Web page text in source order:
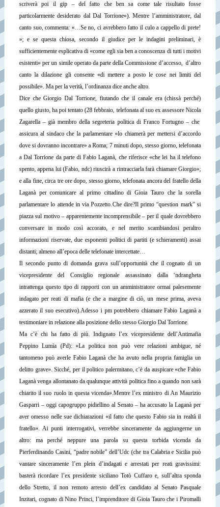
scriverà poi il gip – del fatto che ben sa come tale risultato fosse
particolarmente desiderato dal Dal Torrione»). Mentre l’amministratore, dal
canto suo, commenta: «…Se no, ci avrebbero fatto il culo a cappello di prete!
»; e se questa chiosa, secondo il giudice per le indagini preliminari, è
sufficientemente esplicativa di «come egli sia ben a conoscenza di tutti i motivi
esistenti» per un simile operato da parte della Commissione d’accesso, d’altro
canto la dilazione gli consente «di mettere a posto le cose nei limiti del
possibile». Ma per la verità, l’ordinanza dice anche altro.
Dice che Giorgio Dal Torrione, fiutando che il canale era (chissà perché)
quello giusto, ha poi tentato (28 febbraio, telefonata al suo ex assessore Nicola
Zagarella – già membro della segreteria politica di Franco Fortugno – che
assicura al sindaco che la parlamentare «lo chiamerà per mettersi d’accordo
dove si dovranno incontrare» a Roma; 7 minuti dopo, stesso giorno, telefonata
a Dal Torrione da parte di Fabio Laganà, che riferisce «che lei ha il telefono
spento, appena lui (Fabio, ndc) riuscirà a rintracciarla farà chiamare Giorgio»;
e alla fine, circa tre ore dopo, stesso giorno, telefonata ancora del fratello della
Laganà per comunicare al primo cittadino di Gioia Tauro che la sorella
parlamentare lo attende in via Pozzetto.Che dire?Il primo “question mark” si
piazza sul motivo – apparentemente incomprensibile – per il quale dovrebbero
conversare in modo così accorato, e nel merito scambiandosi peraltro
informazioni riservate, due esponenti politici di partiti (e schieramenti) assai
distanti; almeno all’epoca delle telefonate intercettate…
Il secondo punto di domanda grava sull’opportunità che il cognato di un
vicepresidente del Consiglio regionale assassinato dalla ‘ndrangheta
intrattenga questo tipo di rapporti con un amministratore ormai palesemente
indagato per reati di mafia (e che a margine di ciò, un mese prima, aveva
azzerato il suo esecutivo).Adesso i pm potrebbero chiamare Fabio Laganà a
testimoniare in relazione alla posizione dello stesso Giorgio Dal Torrione.
Ma c’è chi ha fatto di più. Indignato l’ex vicepresidente dell’Antimafia
Peppino Lumìa (Pd): «La politica non può vere relazioni ambigue, né
tantomeno può averle Fabio Laganà che ha avuto nella propria famiglia un
delitto grave». Sicché, per il politico palermitano, c’è da auspicare «che Fabio
Laganà venga allontanato da qualunque attività politica fino a quando non sarà
chiarito il suo ruolo in questa vicenda».Mentre l’ex ministro di An Maurizio
Gasparri – oggi capogruppo pidiellino al Senato – ha accusato la Laganà per
aver omesso nelle sue dichiarazioni «il fatto che questo Fabio sia in realtà il
fratello».Ai punti interrogativi, verrebbe sinceramente da aggiungerne un
altro: ma perché neppure una parola su questa torbida vicenda da
Pierferdinando Casini, “padre nobile” dell’Udc (che tra Calabria e Sicilia può
vantare sinceramente l’en plein d’indagati e arrestati per reati gravissimi:
basterà ricordare l’ex presidente siciliano Totò Cuffaro e, sull’altra sponda
dello Stretto, il non remoto arresto dell’ex candidato al Senato Pasquale
Inzitari, cognato di Nino Princi, l’imprenditore di Gioia Tauro che i Piromalli